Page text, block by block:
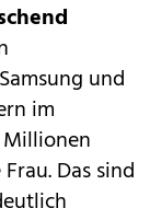
und
im
Das sind